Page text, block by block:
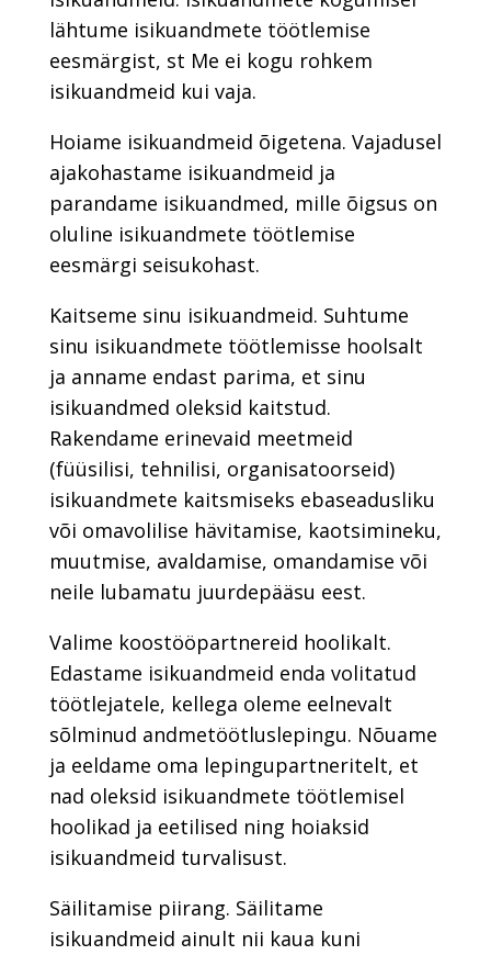
lähtume isikuandmete töötlemise
eesmärgist, st Me ei kogu rohkem
isikuandmeid kui vaja.
Hoiame isikuandmeid õigetena. Vajadusel
ajakohastame isikuandmeid ja
parandame isikuandmed, mille õigsus on
oluline isikuandmete töötlemise
eesmärgi seisukohast.
Kaitseme sinu isikuandmeid. Suhtume
sinu isikuandmete töötlemisse hoolsalt
ja anname endast parima, et sinu
isikuandmed oleksid kaitstud.
Rakendame erinevaid meetmeid
(füüsilisi, tehnilisi, organisatoorseid)
isikuandmete kaitsmiseks ebaseadusliku
või omavolilise hävitamise, kaotsimineku,
muutmise, avaldamise, omandamise või
neile lubamatu juurdepääsu eest.
Valime koostööpartnereid hoolikalt.
Edastame isikuandmeid enda volitatud
töötlejatele, kellega oleme eelnevalt
sõlminud andmetöötluslepingu. Nõuame
ja eeldame oma lepingupartneritelt, et
nad oleksid isikuandmete töötlemisel
hoolikad ja eetilised ning hoiaksid
isikuandmeid turvalisust.
Säilitamise piirang. Säilitame
isikuandmeid ainult nii kaua kuni